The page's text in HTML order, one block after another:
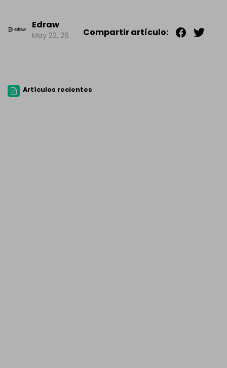
Edraw
May 22, 26 Compartir artículo:
Artículos recientes